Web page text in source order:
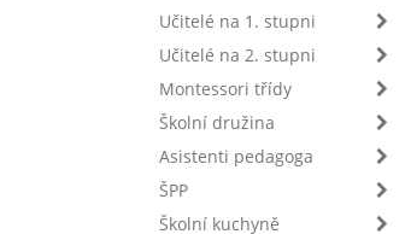
Učitelé na 1. stupni
Učitelé na 2. stupni
Montessori třídy
Školní družina
Asistenti pedagoga
ŠPP
Školní kuchyně